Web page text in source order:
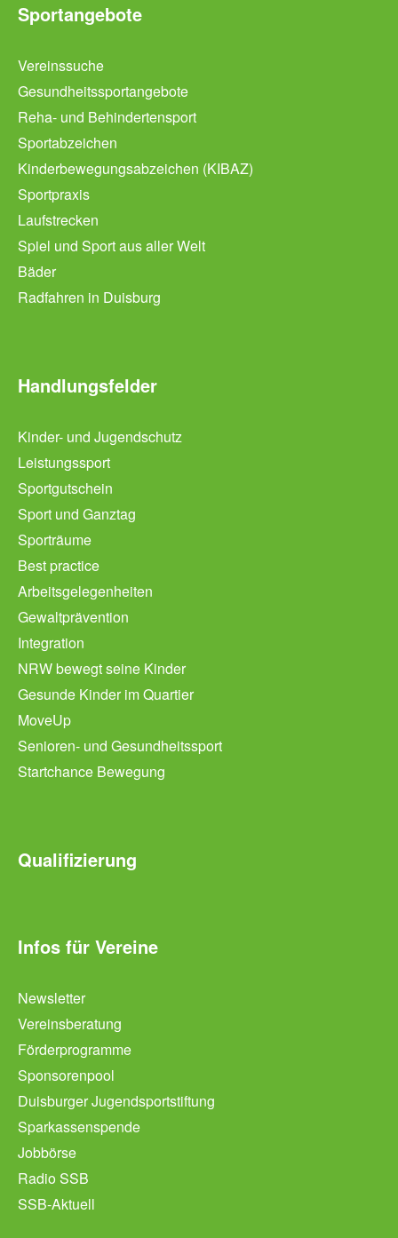
Sportangebote
Vereinssuche
Gesundheitssportangebote
Reha- und Behindertensport
Sportabzeichen
Kinderbewegungsabzeichen (KIBAZ)
Sportpraxis
Laufstrecken
Spiel und Sport aus aller Welt
Bäder
Radfahren in Duisburg
Handlungsfelder
Kinder- und Jugendschutz
Leistungssport
Sportgutschein
Sport und Ganztag
Sporträume
Best practice
Arbeitsgelegenheiten
Gewaltprävention
Integration
NRW bewegt seine Kinder
Gesunde Kinder im Quartier
MoveUp
Senioren- und Gesundheitssport
Startchance Bewegung
Qualifizierung
Infos für Vereine
Newsletter
Vereinsberatung
Förderprogramme
Sponsorenpool
Duisburger Jugendsportstiftung
Sparkassenspende
Jobbörse
Radio SSB
SSB-Aktuell